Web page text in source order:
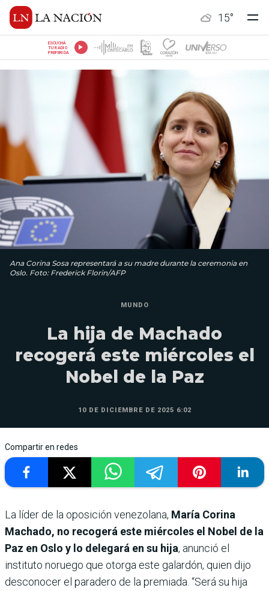
15°
ESCUCHÁ
TU RADIO
PREFERIDA
Ana Corina Sosa representará a su madre durante la ceremonia en
Oslo. Foto: Frederick Florin/AFP
MUNDO
La hija de Machado
recogerá este miércoles el
Nobel de la Paz
10 DE DICIEMBRE DE 2025 6:02
Compartir en redes
La líder de la oposición venezolana, María Corina
Machado, no recogerá este miércoles el Nobel de la
Paz en Oslo y lo delegará en su hija, anunció el
instituto noruego que otorga este galardón, quien dijo
desconocer el paradero de la premiada. “Será su hija